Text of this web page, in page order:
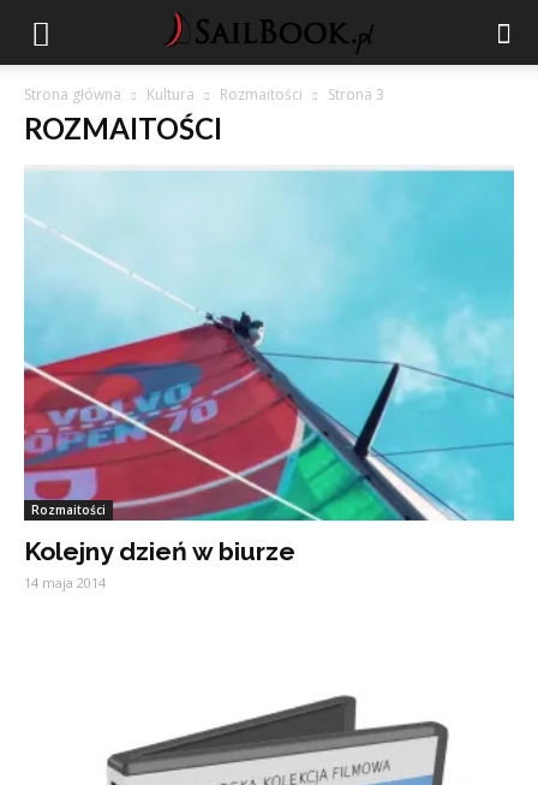
Strona główna Kultura Rozmaitości Strona 3
ROZMAITOŚCI
Rozmaitości
Kolejny dzień w biurze
14 maja 2014